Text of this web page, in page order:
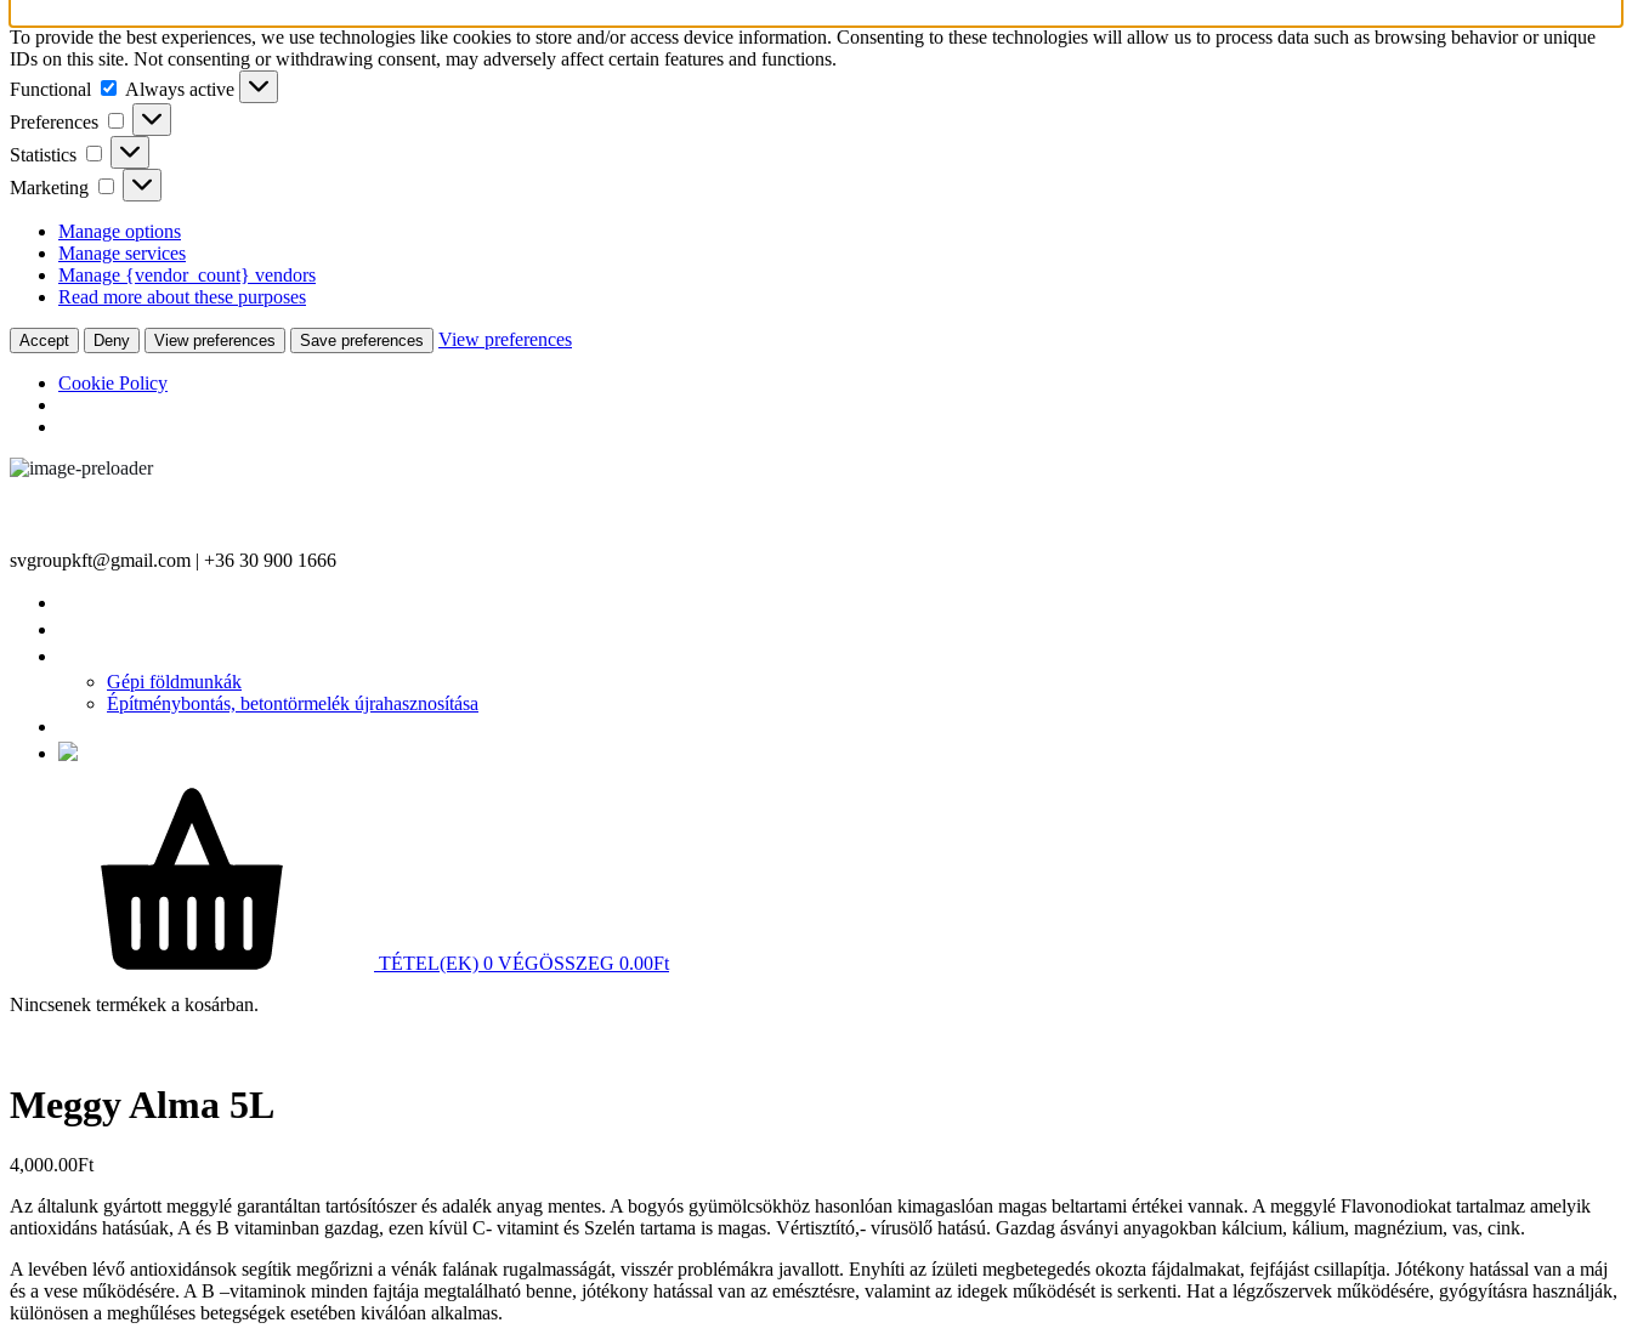
To provide the best experiences, we use technologies like cookies to store and/or access device information. Consenting to these technologies will allow us to process data such as browsing behavior or unique
IDs on this site. Not consenting or withdrawing consent, may adversely affect certain features and functions.
Functional
Functional
Always active
Preferences
Preferences
Statistics Statistics
Marketing Marketing
Manage options
Manage services
Manage {vendor_count} vendors
Read more about these purposes
Accept Deny View preferences Save preferences View preferences
Cookie Policy
svgroupkft@gmail.com | +36 30 900 1666
Gépi földmunkák
Építménybontás, betontörmelék újrahasznosítása
TÉTEL(EK) 0 VÉGÖSSZEG 0.00Ft
Nincsenek termékek a kosárban.
Meggy Alma 5L
4,000.00Ft
Az általunk gyártott meggylé garantáltan tartósítószer és adalék anyag mentes. A bogyós gyümölcsökhöz hasonlóan kimagaslóan magas beltartami értékei vannak. A meggylé Flavonodiokat tartalmaz amelyik
antioxidáns hatásúak, A és B vitaminban gazdag, ezen kívül C- vitamint és Szelén tartama is magas. Vértisztító,- vírusölő hatású. Gazdag ásványi anyagokban kálcium, kálium, magnézium, vas, cink.
A levében lévő antioxidánsok segítik megőrizni a vénák falának rugalmasságát, visszér problémákra javallott. Enyhíti az ízületi megbetegedés okozta fájdalmakat, fejfájást csillapítja. Jótékony hatással van a máj
és a vese működésére. A B –vitaminok minden fajtája megtalálható benne, jótékony hatással van az emésztésre, valamint az idegek működését is serkenti. Hat a légzőszervek működésére, gyógyításra használják,
különösen a meghűléses betegségek esetében kiválóan alkalmas.